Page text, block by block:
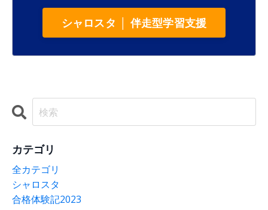
シャロスタ │ 伴走型学習支援
カテゴリ
全カテゴリ
シャロスタ
合格体験記2023